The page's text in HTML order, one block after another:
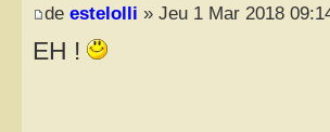
de estelolli » Jeu 1 Mar 2018
EH !